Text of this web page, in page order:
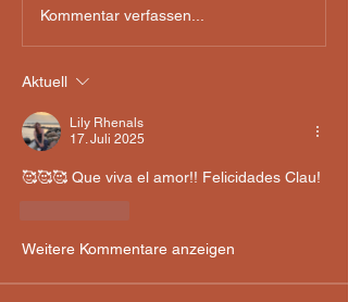
Kommentar verfassen...
Aktuell
Lily Rhenals
17. Juli 2025
🥰🥰🥰 Que viva el amor!! Felicidades Clau!
Weitere Kommentare anzeigen